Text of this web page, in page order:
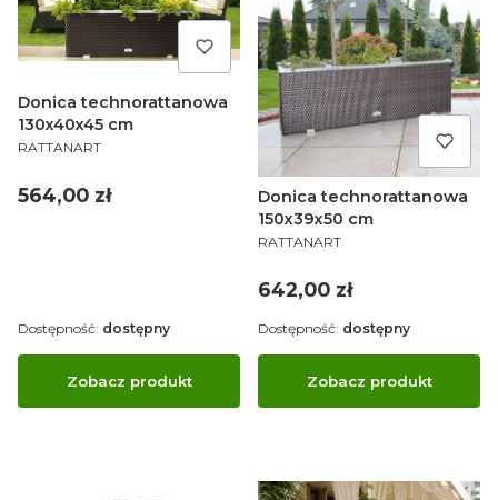
Donica technorattanowa
130x40x45 cm
PRODUCENT
RATTANART
Cena
564,00 zł
Zobacz produkt
Dostępność: dostępny
Donica technorattanowa
150x39x50 cm
PRODUCENT
RATTANART
Cena
642,00 zł
Zobacz produkt
Dostępność: dostępny